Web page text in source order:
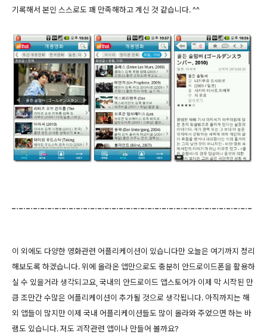
기록해서 본인 스스로도 꽤 만족해하고 계신 것 같습니다. ^^
이 외에도 다양한 영화관련 어플리케이션이 있습니다만 오늘은 여기까지 정리
해보도록 하겠습니다. 위에 올라온 앱만으로도 충분히 안드로이드폰을 활용하
실 수 있을거라 생각되고요, 국내의 안드로이드 앱스토어가 이제 막 시작된 만
큼 조만간 수많은 어플리케이션이 추가될 것으로 생각됩니다. 아직까지는 해
외 앱들이 많지만 이제 국내 어플리케이션들도 많이 올라와 주었으면 하는 바
램도 있습니다. 저도 괴작관련 앱이나 만들어 볼까요?